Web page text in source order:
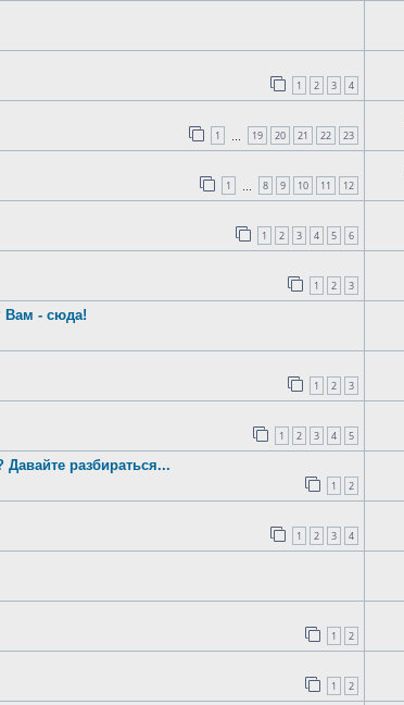
1 2 3 4
1 19 20 21 22 23
1 8 9 10 11 12
1 2 3 4 5 6
1 2 3
Вам - сюда!
1 2 3
1 2 3 4 5
разбираться...
1 2
1 2 3 4
1 2
1 2